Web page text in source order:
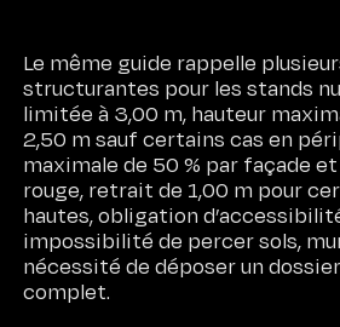
Le même guide rappelle
structurantes pour les stands
limitée à 3,00 m, hauteur
2,50 m sauf certains cas en
maximale de 50 % par façade
rouge, retrait de 1,00 m pour
hautes, obligation
impossibilité de percer sols,
nécessité de déposer un
complet.